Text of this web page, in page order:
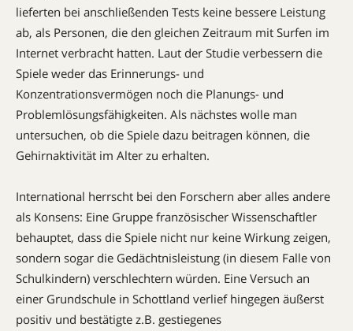
lieferten bei anschließenden Tests keine bessere Leistung
ab, als Personen, die den gleichen Zeitraum mit Surfen im
Internet verbracht hatten. Laut der Studie verbessern die
Spiele weder das Erinnerungs- und
Konzentrationsvermögen noch die Planungs- und
Problemlösungsfähigkeiten. Als nächstes wolle man
untersuchen, ob die Spiele dazu beitragen können, die
Gehirnaktivität im Alter zu erhalten.
International herrscht bei den Forschern aber alles andere
als Konsens: Eine Gruppe französischer Wissenschaftler
behauptet, dass die Spiele nicht nur keine Wirkung zeigen,
sondern sogar die Gedächtnisleistung (in diesem Falle von
Schulkindern) verschlechtern würden. Eine Versuch an
einer Grundschule in Schottland verlief hingegen äußerst
positiv und bestätigte z.B. gestiegenes